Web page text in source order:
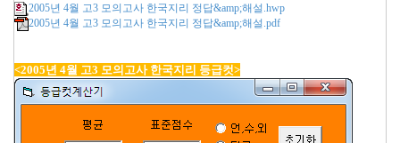
2005년 4월 고3 모의고사 한국지리 정답&amp;해설.hwp
2005년 4월 고3 모의고사 한국지리 정답&amp;해설.pdf
<2005년 4월 고3 모의고사 한국지리 등급컷>